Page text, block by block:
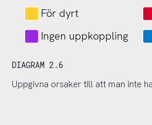
För dyrt
Ingen uppkoppling
DIAGRAM 2.6
Uppgivna orsaker till att man inte